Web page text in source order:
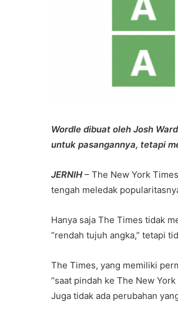
Wordle dibuat oleh Josh
untuk pasangannya, tetapi
JERNIH – The New York
tengah meledak
Hanya saja The Times tidak
“rendah tujuh angka,” tetapi
The Times, yang memiliki
“saat pindah ke The New
Juga tidak ada perubahan